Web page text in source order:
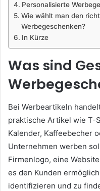
Personalisierte
Wie wählt man den
Werbegeschenken?
In Kürze
Was sind
Bei Werbeartikeln
praktische Artikel wie T-
Kalender, Kaffeebecher
Unternehmen werben
Firmenlogo, eine
es den Kunden
identifizieren und zu